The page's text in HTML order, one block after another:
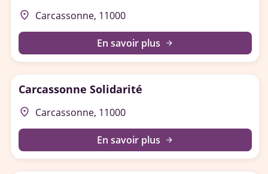
place Carcassonne, 11000
En savoir plus arrow_forward
Carcassonne Solidarité
place Carcassonne, 11000
En savoir plus arrow_forward